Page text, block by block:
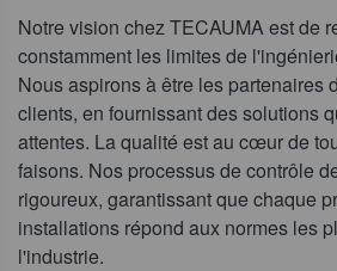
Notre vision chez TECAUMA est de
constamment les limites de
Nous aspirons à être les partenaires
clients, en fournissant des solutions
attentes. La qualité est au cœur de
faisons. Nos processus de contrôle
rigoureux, garantissant que chaque
installations répond aux normes les
l'industrie.